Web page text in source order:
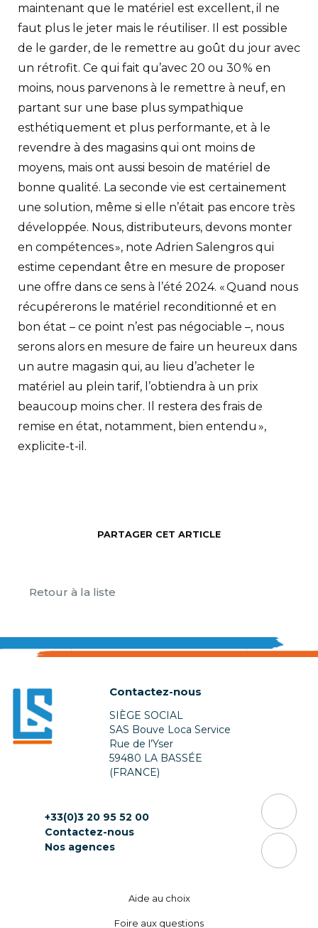
maintenant que le matériel est excellent, il ne
faut plus le jeter mais le réutiliser. Il est possible
de le garder, de le remettre au goût du jour avec
un rétrofit. Ce qui fait qu’avec 20 ou 30 % en
moins, nous parvenons à le remettre à neuf, en
partant sur une base plus sympathique
esthétiquement et plus performante, et à le
revendre à des magasins qui ont moins de
moyens, mais ont aussi besoin de matériel de
bonne qualité. La seconde vie est certainement
une solution, même si elle n’était pas encore très
développée. Nous, distributeurs, devons monter
en compétences », note Adrien Salengros qui
estime cependant être en mesure de proposer
une offre dans ce sens à l’été 2024. « Quand nous
récupérerons le matériel reconditionné et en
bon état – ce point n’est pas négociable –, nous
serons alors en mesure de faire un heureux dans
un autre magasin qui, au lieu d’acheter le
matériel au plein tarif, l’obtiendra à un prix
beaucoup moins cher. Il restera des frais de
remise en état, notamment, bien entendu »,
explicite-t-il.
PARTAGER CET ARTICLE
Retour à la liste
Contactez-nous
SIÈGE SOCIAL
SAS Bouve Loca Service
Rue de l’Yser
59480 LA BASSÉE
(FRANCE)
+33(0)3 20 95 52 00
Contactez-nous
Nos agences
Aide au choix
Foire aux questions